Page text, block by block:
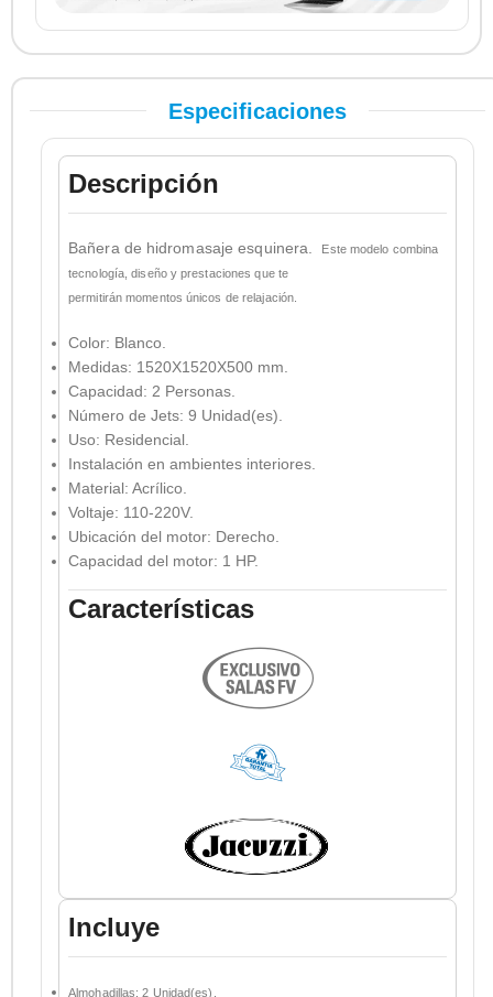
Especificaciones
Descripción
Bañera de hidromasaje esquinera.
Este modelo combina
tecnología, diseño y prestaciones que te
permitirán momentos únicos de relajación.
Color: Blanco.
Medidas: 1520X1520X500 mm.
Capacidad: 2 Personas.
Número de Jets: 9 Unidad(es).
Uso: Residencial.
Instalación en ambientes interiores.
Material: Acrílico.
Voltaje: 110-220V.
Ubicación del motor: Derecho.
Capacidad del motor: 1 HP.
Características
Incluye
Almohadillas: 2 Unidad(es).